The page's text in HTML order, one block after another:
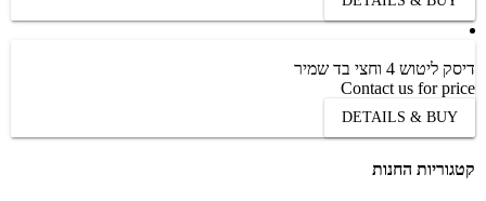
דיסק ליטוש 4 וחצי בד שמיר
Contact us for price
DETAILS & BUY
קטגוריות החנות